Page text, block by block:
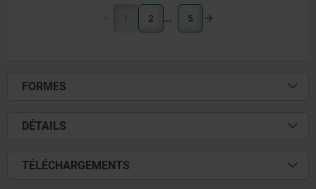
1 2 5
FORMES
DÉTAILS
TÉLÉCHARGEMENTS